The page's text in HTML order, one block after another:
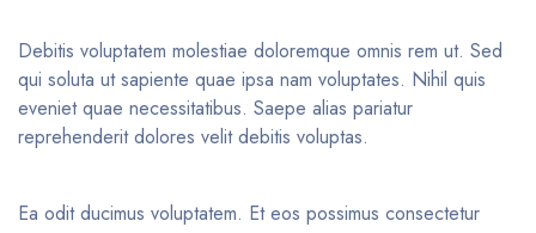
Debitis voluptatem molestiae doloremque omnis rem ut. Sed
qui soluta ut sapiente quae ipsa nam voluptates. Nihil quis
eveniet quae necessitatibus. Saepe alias pariatur
reprehenderit dolores velit debitis voluptas.
Ea odit ducimus voluptatem. Et eos possimus consectetur